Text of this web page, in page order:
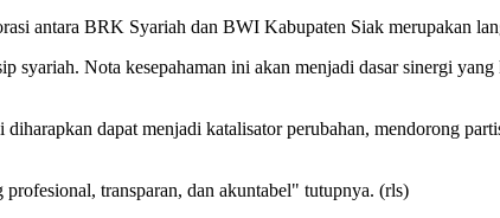
antara BRK Syariah dan BWI Kabupaten Siak merupakan
Nota kesepahaman ini akan menjadi dasar sinergi
dapat menjadi katalisator perubahan, mendorong
transparan, dan akuntabel" tutupnya. (rls)